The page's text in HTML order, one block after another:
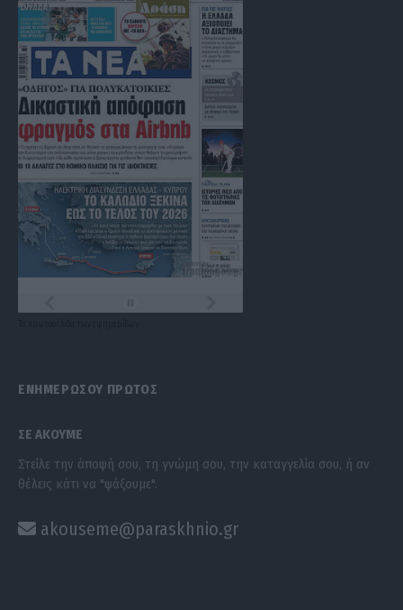
ΕΝΗΜΕΡΩΣΟΥ ΠΡΩΤΟΣ
ΣΕ ΑΚΟΥΜΕ
Στείλε την άποψή σου, τη γνώμη σου, την καταγγελία σου, ή αν
θέλεις κάτι να "ψάξουμε".
akouseme@paraskhnio.gr